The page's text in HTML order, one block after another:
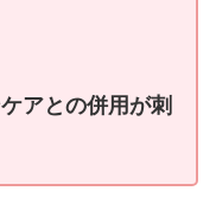
アとの併用が刺